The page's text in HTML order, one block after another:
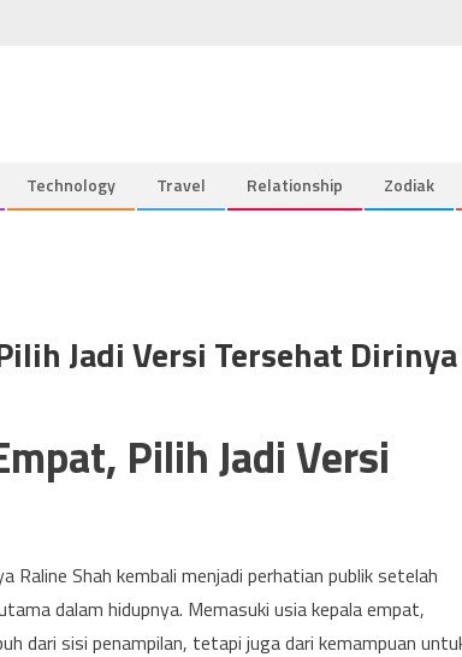
Technology Travel Relationship Zodiak
Jadi Versi Tersehat Dirinya
Pilih Jadi Versi
Raline Shah kembali menjadi perhatian publik setelah
dalam hidupnya. Memasuki usia kepala empat,
dari sisi penampilan, tetapi juga dari kemampuan